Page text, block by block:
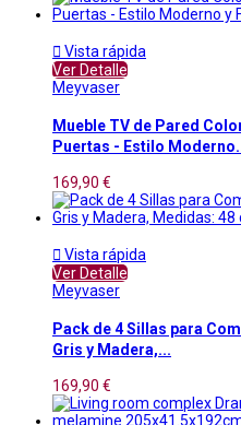
 Vista rápida
Ver Detalle
Meyvaser
Mueble TV de Pared
Puertas - Estilo
169,90 €
 Vista rápida
Ver Detalle
Meyvaser
Pack de 4 Sillas para
Gris y Madera,...
169,90 €